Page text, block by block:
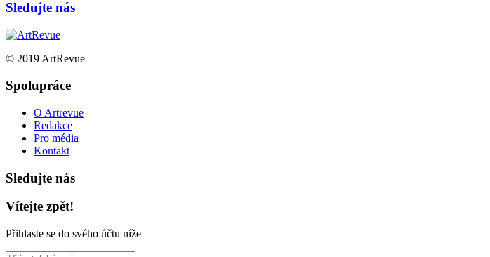
Sledujte nás
© 2019 ArtRevue
Spolupráce
O Artrevue
Redakce
Pro média
Kontakt
Sledujte nás
Vítejte zpět!
Přihlaste se do svého účtu níže